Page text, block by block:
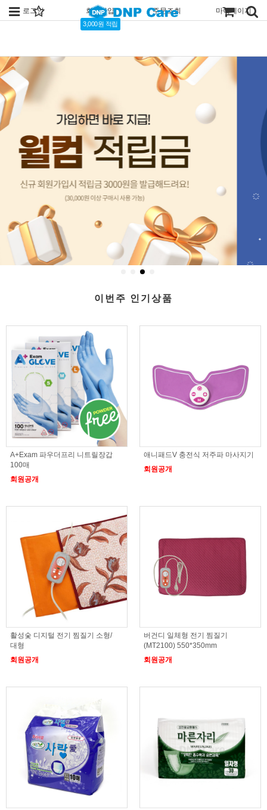
로그인 회원가입
3,000원 적립
주문조회 마이페이지
이번주 인기상품
A+Exam 파우더프리 니트릴장갑
100매
회원공개
애니패드V 충전식 저주파 마사지기
회원공개
활성숯 디지털 전기 찜질기 소형/
대형
회원공개
버건디 일체형 전기 찜질기
(MT2100) 550*350mm
회원공개